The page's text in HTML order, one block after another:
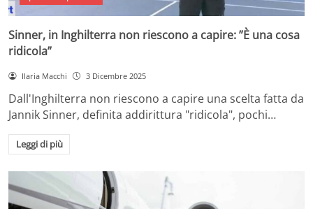
Sinner, in Inghilterra non riescono a capire: ”È una cosa
ridicola”
Ilaria Macchi 3 Dicembre 2025
Dall'Inghilterra non riescono a capire una scelta fatta da
Jannik Sinner, definita addirittura "ridicola", pochi…
Leggi di più